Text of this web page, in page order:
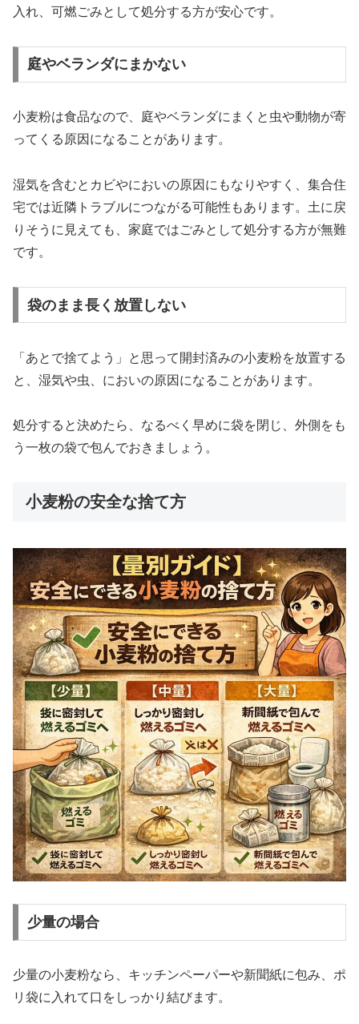
入れ、可燃ごみとして処分する方が安心です。
庭やベランダにまかない
小麦粉は食品なので、庭やベランダにまくと虫や動物が寄
ってくる原因になることがあります。
湿気を含むとカビやにおいの原因にもなりやすく、集合住
宅では近隣トラブルにつながる可能性もあります。土に戻
りそうに見えても、家庭ではごみとして処分する方が無難
です。
袋のまま長く放置しない
「あとで捨てよう」と思って開封済みの小麦粉を放置する
と、湿気や虫、においの原因になることがあります。
処分すると決めたら、なるべく早めに袋を閉じ、外側をも
う一枚の袋で包んでおきましょう。
小麦粉の安全な捨て方
少量の場合
少量の小麦粉なら、キッチンペーパーや新聞紙に包み、ポ
リ袋に入れて口をしっかり結びます。